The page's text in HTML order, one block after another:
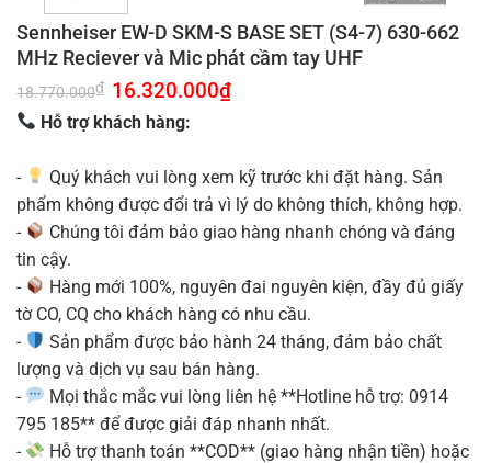
Sennheiser EW-D SKM-S BASE SET (S4-7) 630-662
MHz Reciever và Mic phát cầm tay UHF
18.770.000₫ Giá
gốc
là:
18.770.000₫.
16.320.000₫Giá
Hỗ trợ khách hàng:
-
Quý khách vui lòng xem kỹ trước khi đặt hàng. Sản
phẩm không được đổi trả vì lý do không thích, không hợp.
-
Chúng tôi đảm bảo giao hàng nhanh chóng và đáng
tin cậy.
-
Hàng mới 100%, nguyên đai nguyên kiện, đầy đủ giấy
tờ CO, CQ cho khách hàng có nhu cầu.
-
Sản phẩm được bảo hành 24 tháng, đảm bảo chất
lượng và dịch vụ sau bán hàng.
-
Mọi thắc mắc vui lòng liên hệ **Hotline hỗ trợ: 0914
795 185** để được giải đáp nhanh nhất.
-
Hỗ trợ thanh toán **COD** (giao hàng nhận tiền) hoặc